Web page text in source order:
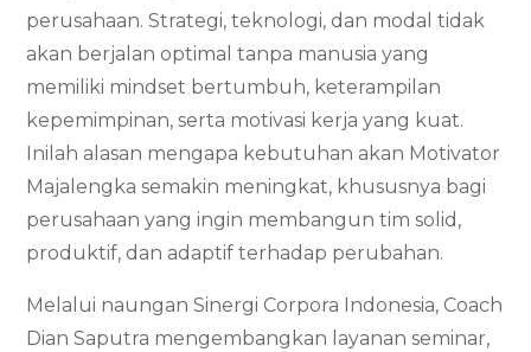
perusahaan. Strategi, teknologi, dan modal tidak
akan berjalan optimal tanpa manusia yang
memiliki mindset bertumbuh, keterampilan
kepemimpinan, serta motivasi kerja yang kuat.
Inilah alasan mengapa kebutuhan akan Motivator
Majalengka semakin meningkat, khususnya bagi
perusahaan yang ingin membangun tim solid,
produktif, dan adaptif terhadap perubahan.
Melalui naungan Sinergi Corpora Indonesia, Coach
Dian Saputra mengembangkan layanan seminar,